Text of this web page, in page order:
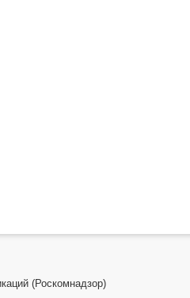
(Роскомнадзор)